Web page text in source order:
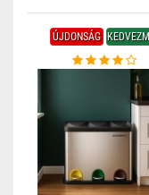
ÚJDONSÁG